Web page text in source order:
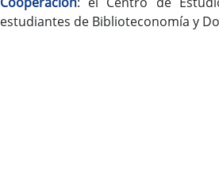
estudiantes de Biblioteconomía y